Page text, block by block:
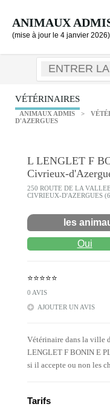
ANIMAUX
(mise à jour le 4 janvier 2026)
VÉTÉRINAIRES
ANIMAUX ADMIS >
D'AZERGUES
L LENGLET F
Civrieux-
250 ROUTE DE LA VALLEE
CIVRIEUX-D'AZERGUES
les
Oui
⭐⭐⭐⭐⭐
0 AVIS
AJOUTER UN AVIS
Vétérinaire dans la ville
LENGLET F BONIN E
si il accepte ou non les
Tarifs